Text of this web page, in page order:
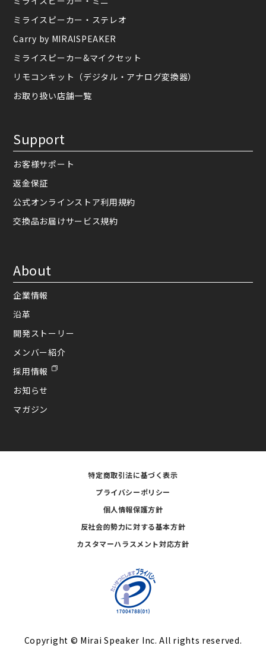
ミライスピーカー・ステレオ
Carry by MIRAISPEAKER
ミライスピーカー&マイクセット
リモコンキット（デジタル・アナログ変換器）
お取り扱い店舗一覧
Support
お客様サポート
返金保証
公式オンラインストア利用規約
交換品お届けサービス規約
About
企業情報
沿革
開発ストーリー
メンバー紹介
採用情報
お知らせ
マガジン
特定商取引法に基づく表示
プライバシーポリシー
個人情報保護方針
反社会的勢力に対する基本方針
カスタマーハラスメント対応方針
Copyright © Mirai Speaker Inc. All rights reserved.